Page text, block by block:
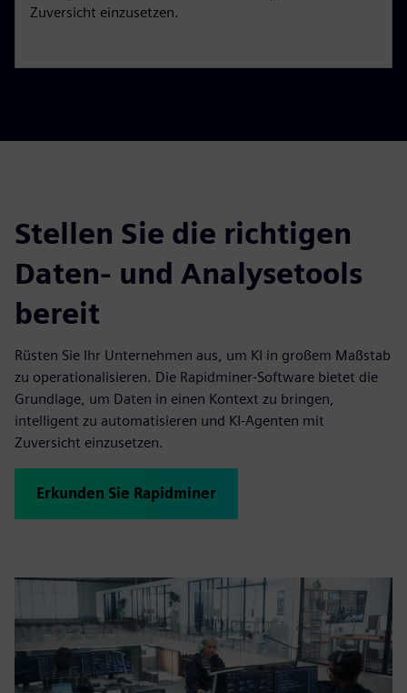
Zuversicht einzusetzen.
Stellen Sie die richtigen
Daten- und Analysetools
bereit
Rüsten Sie Ihr Unternehmen aus, um KI in großem Maßstab
zu operationalisieren. Die Rapidminer-Software bietet die
Grundlage, um Daten in einen Kontext zu bringen,
intelligent zu automatisieren und KI-Agenten mit
Zuversicht einzusetzen.
Erkunden Sie Rapidminer